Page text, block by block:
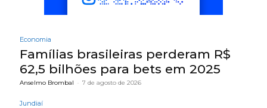
Economia
Famílias brasileiras perderam R$
62,5 bilhões para bets em 2025
Anselmo Brombal - 7 de agosto de 2026
Jundiaí